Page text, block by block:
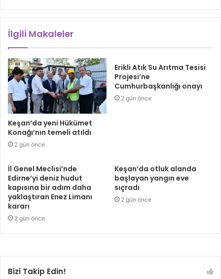
İlgili Makaleler
Keşan’da yeni Hükümet
Konağı’nın temeli atıldı
2 gün önce
Erikli Atık Su Arıtma Tesisi
Projesi’ne
Cumhurbaşkanlığı onayı
2 gün önce
İl Genel Meclisi’nde
Edirne’yi deniz hudut
kapısına bir adım daha
yaklaştıran Enez Limanı
kararı
2 gün önce
Keşan’da otluk alanda
başlayan yangın eve
sıçradı
2 gün önce
Bizi Takip Edin!